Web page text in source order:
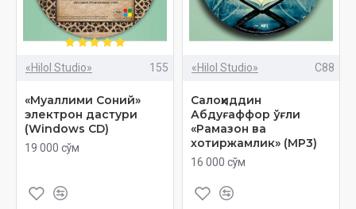
«Hilol Studio» 155
«Муаллими Соний»
электрон дастури
(Windows CD)
19 000 сўм
«Hilol Studio» C88
Салоҳиддин
Абдуғаффор ўғли
«Рамазон ва
хотиржамлик» (МР3)
16 000 сўм